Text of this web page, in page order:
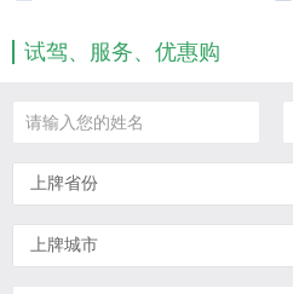
试驾、服务、优惠购